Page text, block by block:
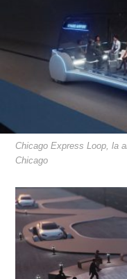
Chicago Express Loop, la
Chicago